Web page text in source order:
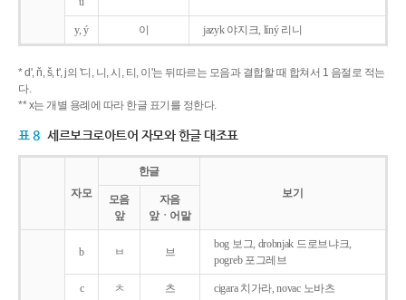
y, ý 이 jazyk야지크, líný 리니
* d', ň, š, t', j의 '디, 니, 시, 티, 이'는 뒤따르는 모음과 결합할 때 합쳐서 1 음절로 적는
다.
** x는 개별 용례에 따라 한글 표기를 정한다.
표 8 세르보크로아트어 자모와 한글 대조표
자모
한글
보기
모음
앞
자음
앞ㆍ어말
b ㅂ 브
bog 보그, drobnjak 드로브냐크,
pogreb 포그레브
c ㅊ 츠 cigara 치가라, novac 노바츠